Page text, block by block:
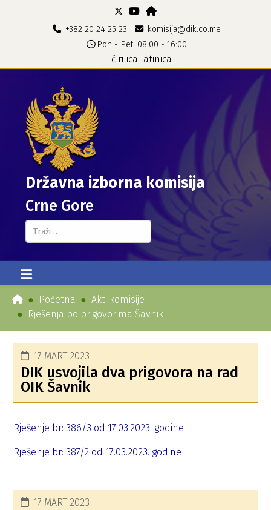
+382 20 24 25 23
komisija@dik.co.me
Pon - Pet: 08:00 - 16:00
ćirilica latinica
Državna izborna komisija
Crne Gore
Pretraga...
Početna
Akti komisije
Rješenja po prigovorima Šavnik
17 MART 2023
DIK usvojila dva prigovora na rad
OIK Šavnik
Rješenje br: 386/3 od 17.03.2023. godine
Rješenje br: 387/2 od 17.03.2023. godine
17 MART 2023